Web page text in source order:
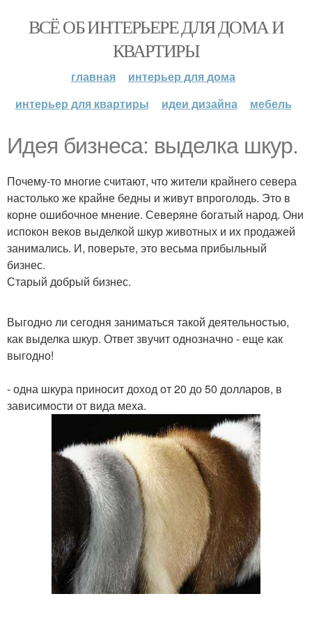
ВСЁ ОБ ИНТЕРЬЕРЕ ДЛЯ ДОМА И
КВАРТИРЫ
главная
интерьер для дома
интерьер для квартиры
идеи дизайна мебель
Идея бизнеса: выделка шкур.
Почему-то многие считают, что жители крайнего севера
настолько же крайне бедны и живут впроголодь. Это в
корне ошибочное мнение. Северяне богатый народ. Они
испокон веков выделкой шкур животных и их продажей
занимались. И, поверьте, это весьма прибыльный
бизнес.
Старый добрый бизнес.
Выгодно ли сегодня заниматься такой деятельностью,
как выделка шкур. Ответ звучит однозначно - еще как
выгодно!
- одна шкура приносит доход от 20 до 50 долларов, в
зависимости от вида меха.